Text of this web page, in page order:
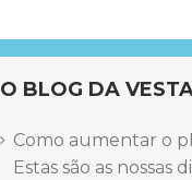
O BLOG DA
Como aumentar o
Estas são as nossas